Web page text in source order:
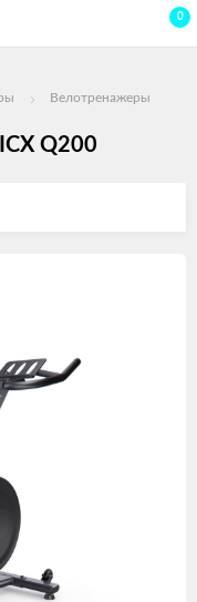
0
Велотренажеры
Q200